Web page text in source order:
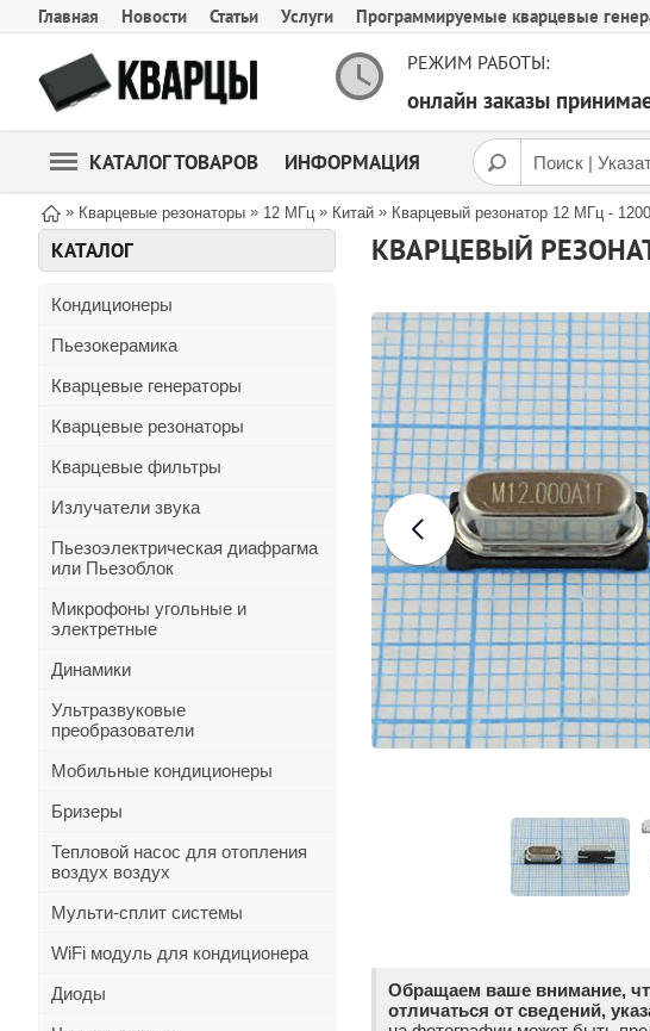
Главная Новости Статьи Услуги Программируемые кварцевые
РЕЖИМ РАБОТЫ:
онлайн заказы
КАТАЛОГ ТОВАРОВ ИНФОРМАЦИЯ
» Кварцевые резонаторы » 12 МГц » Китай » Кварцевый резонатор 12 МГц -
КАТАЛОГ
Кондиционеры
Пьезокерамика
Кварцевые генераторы
Кварцевые резонаторы
Кварцевые фильтры
Излучатели звука
Пьезоэлектрическая диафрагма
или Пьезоблок
Микрофоны угольные и
электретные
Динамики
Ультразвуковые
преобразователи
Мобильные кондиционеры
Бризеры
Тепловой насос для отопления
воздух воздух
Мульти-сплит системы
WiFi модуль для кондиционера
Диоды
КВАРЦЕВЫЙ
Обращаем ваше внимание,
отличаться от сведений,